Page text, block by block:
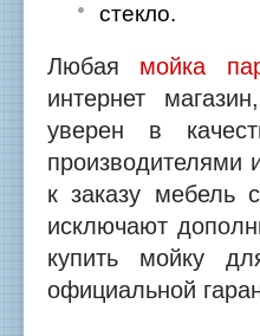
стекло.
Любая мойка
интернет
уверен в
производителями
к заказу мебель
исключают
купить мойку
официальной